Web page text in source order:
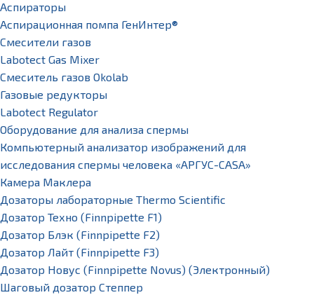
Аспираторы
Аспирационная помпа ГенИнтер®
Смесители газов
Labotect Gas Mixer
Смеситель газов Okolab
Газовые редукторы
Labotect Regulator
Оборудование для анализа спермы
Компьютерный анализатор изображений для
исследования спермы человека «АРГУС-CASA»
Камера Маклера
Дозаторы лабораторные Thermo Scientific
Дозатор Техно (Finnpipette F1)
Дозатор Блэк (Finnpipette F2)
Дозатор Лайт (Finnpipette F3)
Дозатор Новус (Finnpipette Novus) (Электронный)
Шаговый дозатор Степпер